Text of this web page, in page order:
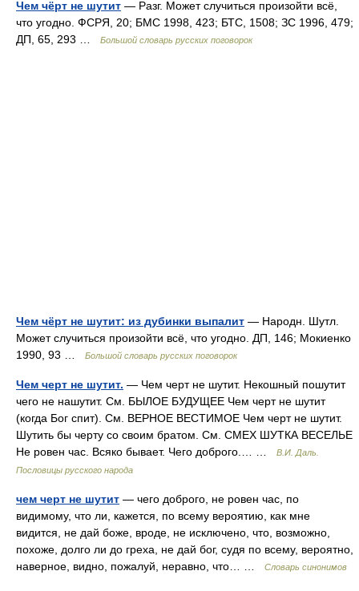
Чем чёрт не шутит — Разг. Может случиться произойти всё,
что угодно. ФСРЯ, 20; БМС 1998, 423; БТС, 1508; ЗС 1996, 479;
ДП, 65, 293 …
Большой словарь русских поговорок
Чем чёрт не шутит: из дубинки выпалит — Народн. Шутл.
Может случиться произойти всё, что угодно. ДП, 146; Мокиенко
1990, 93 …
Большой словарь русских поговорок
Чем черт не шутит. — Чем черт не шутит. Некошный пошутит
чего не нашутит. См. БЫЛОЕ БУДУЩЕЕ Чем черт не шутит
(когда Бог спит). См. ВЕРНОЕ ВЕСТИМОЕ Чем черт не шутит.
Шутить бы черту со своим братом. См. СМЕХ ШУТКА ВЕСЕЛЬЕ
Не ровен час. Всяко бывает. Чего доброго.… …
В.И. Даль.
Пословицы русского народа
чем черт не шутит — чего доброго, не ровен час, по
видимому, что ли, кажется, по всему вероятию, как мне
видится, не дай боже, вроде, не исключено, что, возможно,
похоже, долго ли до греха, не дай бог, судя по всему, вероятно,
наверное, видно, пожалуй, неравно, что… …
Словарь синонимов